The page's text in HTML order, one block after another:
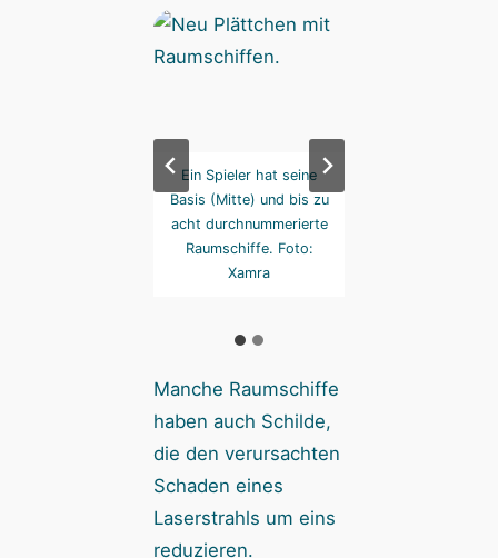
Ein Spieler hat seine
Basis (Mitte) und bis zu
acht durchnummerierte
Raumschiffe. Foto:
Xamra
Manche Raumschiffe
haben auch Schilde,
die den verursachten
Schaden eines
Laserstrahls um eins
reduzieren.